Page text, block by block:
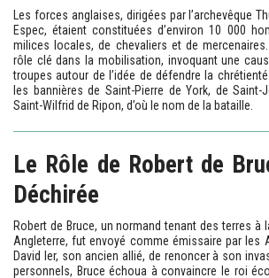
Les forces anglaises, dirigées par l’archevêque
Espec, étaient constituées d’environ 10 000
milices locales, de chevaliers et de mercenaires.
rôle clé dans la mobilisation, invoquant une
troupes autour de l’idée de défendre la
les bannières de Saint-Pierre de York, de Saint-
Saint-Wilfrid de Ripon, d’où le nom de la bataille.
Le Rôle de Robert de
Déchirée
Robert de Bruce, un normand tenant des terres à
Angleterre, fut envoyé comme émissaire par les
David Ier, son ancien allié, de renoncer à son
personnels, Bruce échoua à convaincre le roi